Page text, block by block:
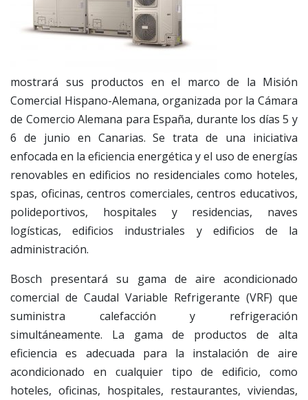
mostrará sus productos en el marco de la Misión
Comercial Hispano-Alemana, organizada por la Cámara
de Comercio Alemana para España, durante los días 5 y
6 de junio en Canarias. Se trata de una iniciativa
enfocada en la eficiencia energética y el uso de energías
renovables en edificios no residenciales como hoteles,
spas, oficinas, centros comerciales, centros educativos,
polideportivos, hospitales y residencias, naves
logísticas, edificios industriales y edificios de la
administración.
Bosch presentará su gama de aire acondicionado
comercial de Caudal Variable Refrigerante (VRF) que
suministra calefacción y refrigeración
simultáneamente. La gama de productos de alta
eficiencia es adecuada para la instalación de aire
acondicionado en cualquier tipo de edificio, como
hoteles, oficinas, hospitales, restaurantes, viviendas,